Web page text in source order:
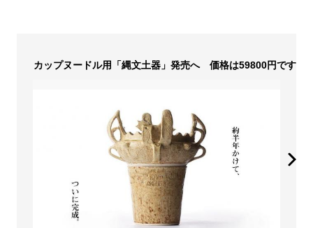
カップヌードル用「縄文土器」発売へ 価格は59800円です